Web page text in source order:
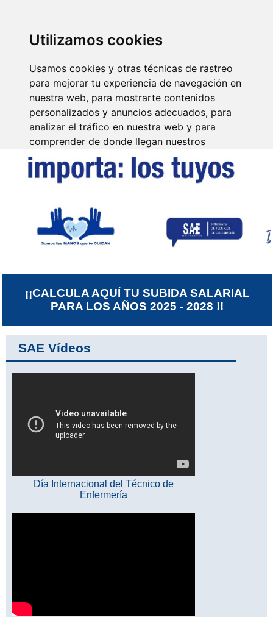
Utilizamos cookies
Usamos cookies y otras técnicas de rastreo
para mejorar tu experiencia de navegación en
nuestra web, para mostrarte contenidos
personalizados y anuncios adecuados, para
analizar el tráfico en nuestra web y para
comprender de donde llegan nuestros
visitantes.
Configurar
¡¡CALCULA AQUÍ TU SUBIDA SALARIAL
PARA LOS AÑOS 2025 - 2028 !!
SAE Vídeos
Día Internacional del Técnico de
Enfermería